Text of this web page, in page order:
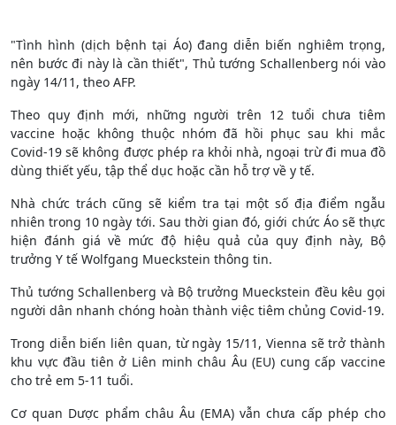
"Tình hình (dịch bệnh tại Áo) đang diễn biến nghiêm trọng,
nên bước đi này là cần thiết", Thủ tướng Schallenberg nói vào
ngày 14/11, theo AFP.
Theo quy định mới, những người trên 12 tuổi chưa tiêm
vaccine hoặc không thuộc nhóm đã hồi phục sau khi mắc
Covid-19 sẽ không được phép ra khỏi nhà, ngoại trừ đi mua đồ
dùng thiết yếu, tập thể dục hoặc cần hỗ trợ về y tế.
Nhà chức trách cũng sẽ kiểm tra tại một số địa điểm ngẫu
nhiên trong 10 ngày tới. Sau thời gian đó, giới chức Áo sẽ thực
hiện đánh giá về mức độ hiệu quả của quy định này, Bộ
trưởng Y tế Wolfgang Mueckstein thông tin.
Thủ tướng Schallenberg và Bộ trưởng Mueckstein đều kêu gọi
người dân nhanh chóng hoàn thành việc tiêm chủng Covid-19.
Trong diễn biến liên quan, từ ngày 15/11, Vienna sẽ trở thành
khu vực đầu tiên ở Liên minh châu Âu (EU) cung cấp vaccine
cho trẻ em 5-11 tuổi.
Cơ quan Dược phẩm châu Âu (EMA) vẫn chưa cấp phép cho